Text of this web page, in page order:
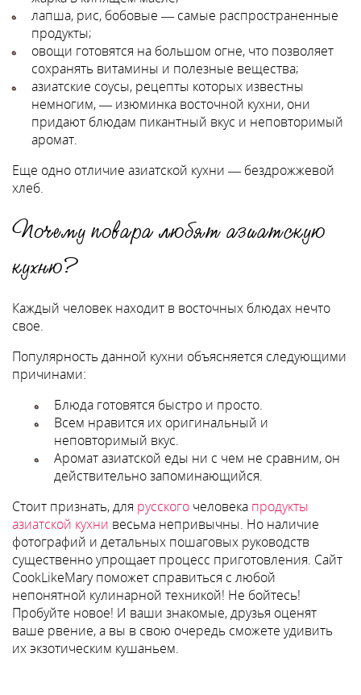
лапша, рис, бобовые — самые распространенные
продукты;
овощи готовятся на большом огне, что позволяет
сохранять витамины и полезные вещества;
азиатские соусы, рецепты которых известны
немногим, — изюминка восточной кухни, они
придают блюдам пикантный вкус и неповторимый
аромат.
Еще одно отличие азиатской кухни — бездрожжевой
хлеб.
Почему повара любят азиатскую
кухню?
Каждый человек находит в восточных блюдах нечто
свое.
Популярность данной кухни объясняется следующими
причинами:
Блюда готовятся быстро и просто.
Всем нравится их оригинальный и
неповторимый вкус.
Аромат азиатской еды ни с чем не сравним, он
действительно запоминающийся.
Стоит признать, для русского человека продукты
азиатской кухни весьма непривычны. Но наличие
фотографий и детальных пошаговых руководств
существенно упрощает процесс приготовления. Сайт
CookLikeMary поможет справиться с любой
непонятной кулинарной техникой! Не бойтесь!
Пробуйте новое! И ваши знакомые, друзья оценят
ваше рвение, а вы в свою очередь сможете удивить
их экзотическим кушаньем.